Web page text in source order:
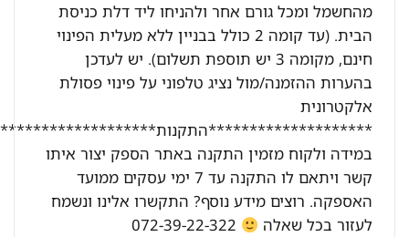
מהחשמל ומכל גורם אחר ולהניחו ליד דלת כניסת
הבית. (עד קומה 2 כולל בבניין ללא מעלית הפינוי
חינם, מקומה 3 יש תוספת תשלום). יש לעדכן
בהערות ההזמנה/מול נציג טלפוני על פינוי פסולת
אלקטרונית
********************התקנות********************:
במידה ולקוח מזמין התקנה באתר הספק יצור איתו
קשר ויתאם לו התקנה עד 7 ימי עסקים ממועד
האספקה. רוצים מידע נוסף? התקשרו אלינו ונשמח
לעזור בכל שאלה
072-39-22-322